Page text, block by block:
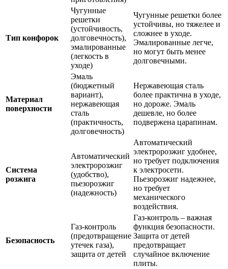
Тип конфорок
Чугунные
решетки
(устойчивость,
долговечность),
эмалированные
(легкость в
уходе)
Чугунные решетки более
устойчивы, но тяжелее и
сложнее в уходе.
Эмалированные легче,
но могут быть менее
долговечными.
Материал
поверхности
Эмаль
(бюджетный
вариант),
нержавеющая
сталь
(практичность,
долговечность)
Нержавеющая сталь
более практична в уходе,
но дороже. Эмаль
дешевле, но более
подвержена царапинам.
Система
розжига
Автоматический
электророзжиг
(удобство),
пьезорозжиг
(надежность)
Автоматический
электророзжиг удобнее,
но требует подключения
к электросети.
Пьезорозжиг надежнее,
но требует
механического
воздействия.
Безопасность
Газ-контроль
(предотвращение
утечек газа),
защита от детей
Газ-контроль – важная
функция безопасности.
Защита от детей
предотвращает
случайное включение
плиты.